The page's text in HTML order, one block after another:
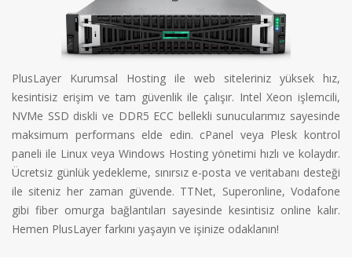
PlusLayer Kurumsal Hosting ile web siteleriniz yüksek hız,
kesintisiz erişim ve tam güvenlik ile çalışır. Intel Xeon işlemcili,
NVMe SSD diskli ve DDR5 ECC bellekli sunucularımız sayesinde
maksimum performans elde edin. cPanel veya Plesk kontrol
paneli ile Linux veya Windows Hosting yönetimi hızlı ve kolaydır.
Ücretsiz günlük yedekleme, sınırsız e-posta ve veritabanı desteği
ile siteniz her zaman güvende. TTNet, Superonline, Vodafone
gibi fiber omurga bağlantıları sayesinde kesintisiz online kalır.
Hemen PlusLayer farkını yaşayın ve işinize odaklanın!